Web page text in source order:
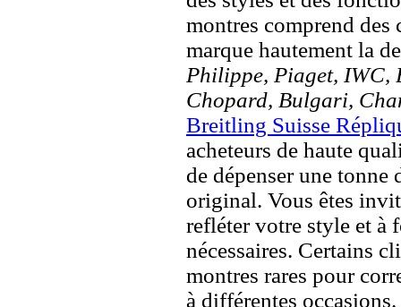
montres comprend des
marque hautement la
Philippe, Piaget, IWC,
Chopard, Bulgari,
Breitling Suisse
acheteurs de haute
de dépenser une
original. Vous êtes
refléter votre style et à
nécessaires. Certains
montres rares pour
à différentes